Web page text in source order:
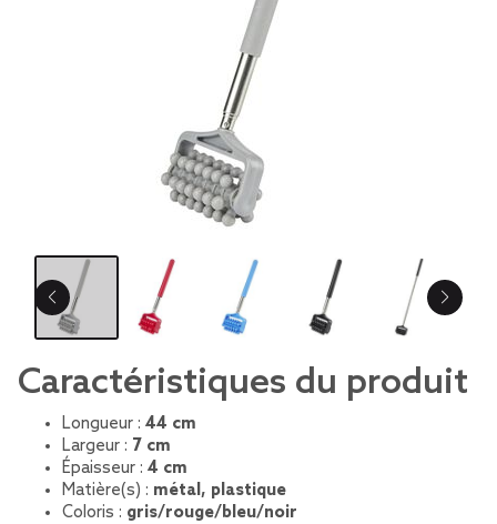
Caractéristiques du produit
Longueur : 44 cm
Largeur : 7 cm
Épaisseur : 4 cm
Matière(s) : métal, plastique
Coloris : gris/rouge/bleu/noir